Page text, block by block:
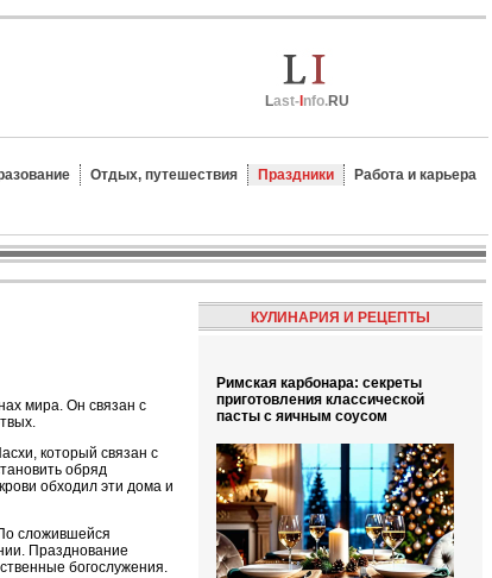
Last- nfo.RU
Отдых, путешествия Праздники
Работа и карьера
мира. Он связан с
который связан с
обряд
обходил эти дома и
сложившейся
Празднование
богослужения.
КУЛИНАРИЯ И РЕЦЕПТЫ
Римская карбонара: секреты
приготовления классической
пасты с яичным соусом